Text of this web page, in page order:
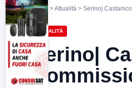
Home >Attualità > Serino|
ATTUALITÀ
Serino|